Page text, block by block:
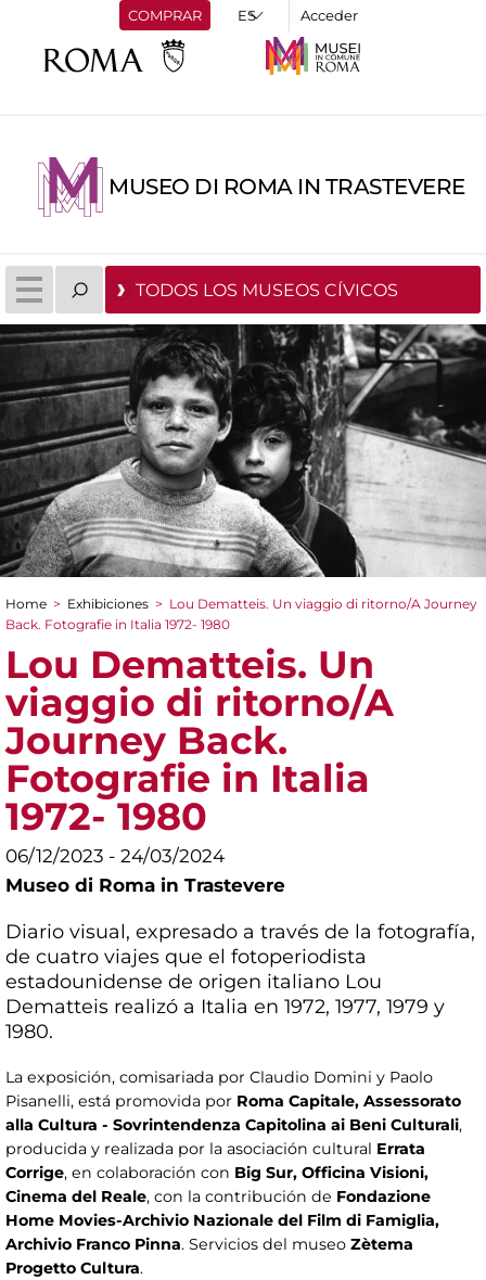
COMPRAR Acceder
MUSEO DI ROMA IN TRASTEVERE
TODOS LOS MUSEOS CÍVICOS
You are here
Home > Exhibiciones > Lou Dematteis. Un viaggio di ritorno/A Journey
Back. Fotografie in Italia 1972- 1980
Lou Dematteis. Un
viaggio di ritorno/A
Journey Back.
Fotografie in Italia
1972- 1980
06/12/2023 - 24/03/2024
Museo di Roma in Trastevere
Diario visual, expresado a través de la fotografía,
de cuatro viajes que el fotoperiodista
estadounidense de origen italiano Lou
Dematteis realizó a Italia en 1972, 1977, 1979 y
1980.
La exposición, comisariada por Claudio Domini y Paolo
Pisanelli, está promovida por Roma Capitale, Assessorato
alla Cultura - Sovrintendenza Capitolina ai Beni Culturali,
producida y realizada por la asociación cultural Errata
Corrige, en colaboración con Big Sur, Officina Visioni,
Cinema del Reale, con la contribución de Fondazione
Home Movies-Archivio Nazionale del Film di Famiglia,
Archivio Franco Pinna. Servicios del museo Zètema
Progetto Cultura.